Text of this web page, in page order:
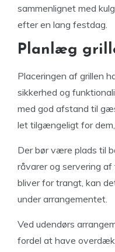
sammenlignet med
efter en lang festdag.
Planlæg
Placeringen af grillen
sikkerhed og
med god afstand til
let tilgængeligt for
Der bør være plads til
råvarer og servering
bliver for trangt, kan
under arrangementet.
Ved udendørs
fordel at have